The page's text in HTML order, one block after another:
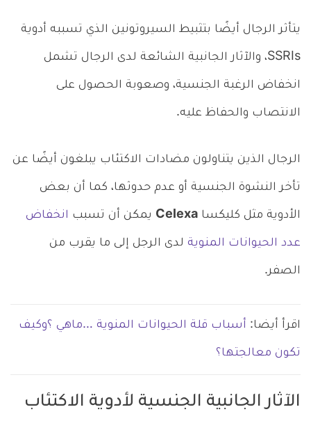
يتأثر الرجال أيضًا بتثبيط السيروتونين الذي تسببه أدوية
SSRIs، والآثار الجانبية الشائعة لدى الرجال تشمل
انخفاض الرغبة الجنسية، وصعوبة الحصول على
الانتصاب والحفاظ عليه.
الرجال الذين يتناولون مضادات الاكتئاب يبلغون أيضًا عن
تأخر النشوة الجنسية أو عدم حدوثها، كما أن بعض
الأدوية مثل كليكسا Celexa يمكن أن تسبب انخفاض
عدد الحيوانات المنوية لدى الرجل إلى ما يقرب من
الصفر.
اقرأ أيضا: أسباب قلة الحيوانات المنوية …ماهي ؟وكيف
تكون معالجتها؟
الآثار الجانبية الجنسية لأدوية الاكتئاب